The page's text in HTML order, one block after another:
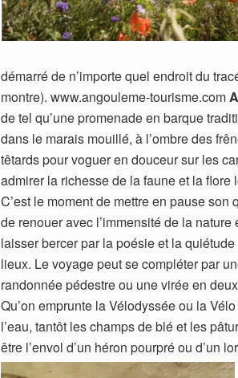
démarré de n’importe quel endroit du
montre). www.angouleme-tourisme.com
de tel qu’une promenade en barque
dans le marais mouillé, à l’ombre des
têtards pour voguer en douceur sur les
admirer la richesse de la faune et la flore
C’est le moment de mettre en pause son
de renouer avec l’immensité de la nature
laisser bercer par la poésie et la
lieux. Le voyage peut se compléter par
randonnée pédestre ou une virée en
Qu’on emprunte la Vélodyssée ou la
l’eau, tantôt les champs de blé et les
être l’envol d’un héron pourpré ou d’un